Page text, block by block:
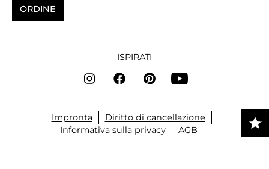
ORDINE
ISPIRATI
Impronta
Diritto di cancellazione
Informativa sulla privacy
AGB